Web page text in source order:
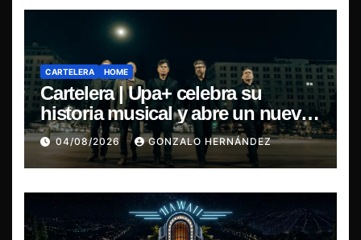
CARTELERA HOME
Cartelera | Upa+ celebra su
historia musical y abre un nuevo
capítulo con el lanzamiento de su
disco Ciudad Anterior en Blondie
04/08/2026 GONZALO HERNÁNDEZ